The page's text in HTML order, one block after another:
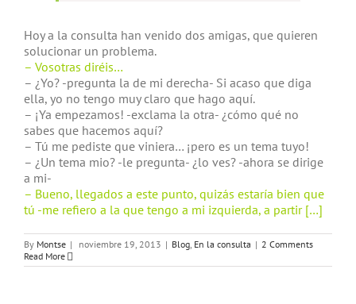
Hoy a la consulta han venido dos amigas, que quieren
solucionar un problema.
– Vosotras diréis…
– ¿Yo? -pregunta la de mi derecha- Si acaso que diga
ella, yo no tengo muy claro que hago aquí.
– ¡Ya empezamos! -exclama la otra- ¿cómo qué no
sabes que hacemos aquí?
– Tú me pediste que viniera… ¡pero es un tema tuyo!
– ¿Un tema mio? -le pregunta- ¿lo ves? -ahora se dirige
a mi-
– Bueno, llegados a este punto, quizás estaría bien que
tú -me refiero a la que tengo a mi izquierda, a partir […]
By Montse | noviembre 19, 2013 | Blog, En la consulta | 2 Comments
Read More